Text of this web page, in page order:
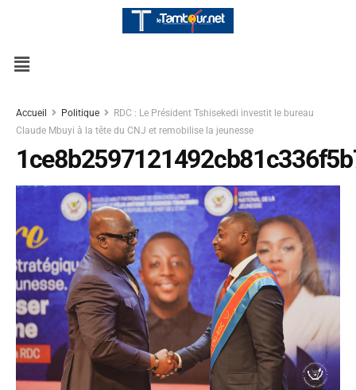
Accueil Politique
RDC : Le Président Tshisekedi investit le bureau
Claude Mbuyi à la tête du CNJ et remobilise la jeunesse